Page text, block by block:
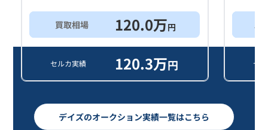
買取相場 120.0万円
セルカ実績 120.3万円 セ
デイズのオークション実績一覧はこちら